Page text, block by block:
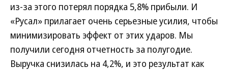
из-за этого потерял порядка 5,8% прибыли. И
«Русал» прилагает очень серьезные усилия, чтобы
минимизировать эффект от этих ударов. Мы
получили сегодня отчетность за полугодие.
Выручка снизилась на 4,2%, и это результат как